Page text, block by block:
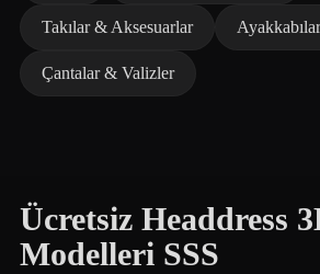
Takılar & Aksesuarlar Ayakkabılar
Çantalar & Valizler
Ücretsiz Headdress
Modelleri SSS